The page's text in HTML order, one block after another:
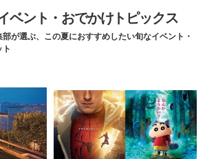
ベント・おでかけトピックス
が選ぶ、この夏におすすめしたい旬なイベント・